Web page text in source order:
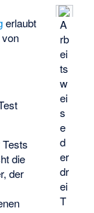
A
rb
ei
ts
w
ei
s
e
d
er
dr
ei
T
erlaubt
die
der